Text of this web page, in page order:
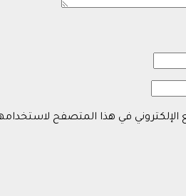
الإلكتروني في هذا المتصفح